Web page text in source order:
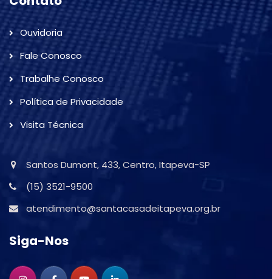
Ouvidoria
Fale Conosco
Trabalhe Conosco
Política de Privacidade
Visita Técnica
Santos Dumont, 433, Centro, Itapeva-SP
(15) 3521-9500
atendimento@santacasadeitapeva.org.br
Siga-Nos